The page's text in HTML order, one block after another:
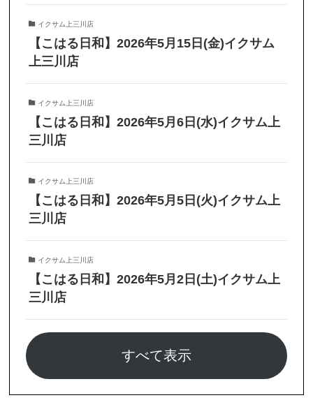
イクサム上三川店
【こはる日和】2026年5月15日(金)イクサム
上三川店
イクサム上三川店
【こはる日和】2026年5月6日(水)イクサム上
三川店
イクサム上三川店
【こはる日和】2026年5月5日(火)イクサム上
三川店
イクサム上三川店
【こはる日和】2026年5月2日(土)イクサム上
三川店
すべて表示